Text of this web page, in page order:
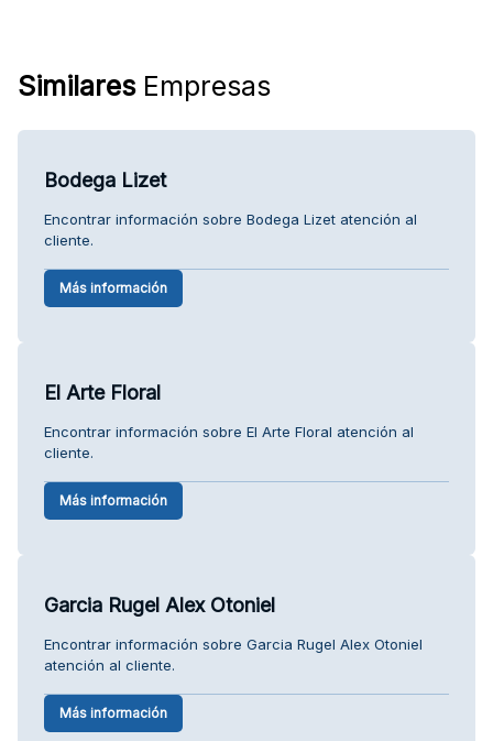
SimilaresEmpresas
Bodega Lizet
Encontrar información sobre Bodega Lizet atención al
cliente.
Más información
El Arte Floral
Encontrar información sobre El Arte Floral atención al
cliente.
Más información
Garcia Rugel Alex Otoniel
Encontrar información sobre Garcia Rugel Alex Otoniel
atención al cliente.
Más información